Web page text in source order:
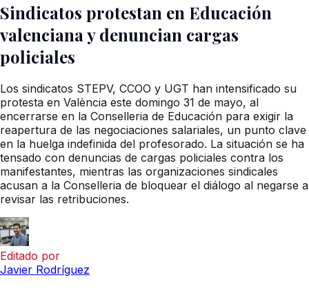
Sindicatos protestan en Educación
valenciana y denuncian cargas
policiales
Los sindicatos STEPV, CCOO y UGT han intensificado su
protesta en València este domingo 31 de mayo, al
encerrarse en la Conselleria de Educación para exigir la
reapertura de las negociaciones salariales, un punto clave
en la huelga indefinida del profesorado. La situación se ha
tensado con denuncias de cargas policiales contra los
manifestantes, mientras las organizaciones sindicales
acusan a la Conselleria de bloquear el diálogo al negarse a
revisar las retribuciones.
Editado por
Javier Rodríguez